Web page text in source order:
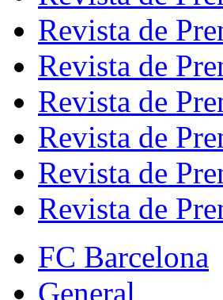
Revista de
Revista de
Revista de
Revista de
Revista de
Revista de
FC Barcelona
General